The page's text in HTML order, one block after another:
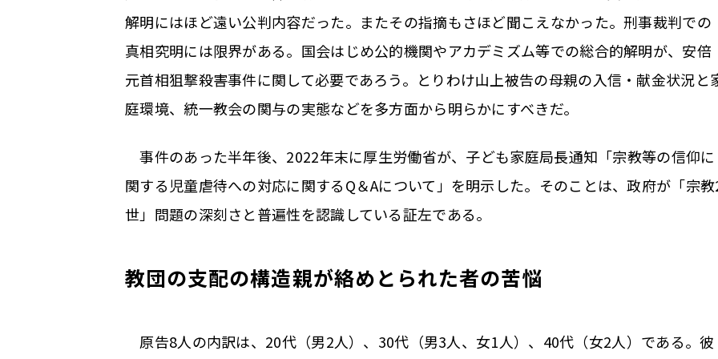
解明にはほど遠い公判内容だった。またその指摘もさほど聞こえなかった。刑事裁判での
真相究明には限界がある。国会はじめ公的機関やアカデミズム等での総合的解明が、安倍
元首相狙撃殺害事件に関して必要であろう。とりわけ山上被告の母親の入信・献金状況と
庭環境、統一教会の関与の実態などを多方面から明らかにすべきだ。
事件のあった半年後、2022年末に厚生労働省が、子ども家庭局長通知「宗教等の信仰に
関する児童虐待への対応に関するQ＆Aについて」を明示した。そのことは、政府が「宗
世」問題の深刻さと普遍性を認識している証左である。
教団の支配の構造――親が絡めとられた者の苦悩
原告8人の内訳は、20代（男2人）、30代（男3人、女1人）、40代（女2人）である。彼